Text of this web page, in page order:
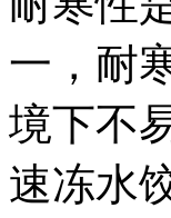
一，耐
境下不
速冻水